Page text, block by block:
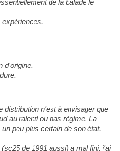
de la balade le
expériences.
d'origine.
distribution n'est à envisager que
au ralenti ou bas régime. La
peu plus certain de son état.
de 1991 aussi) a mal fini, j'ai